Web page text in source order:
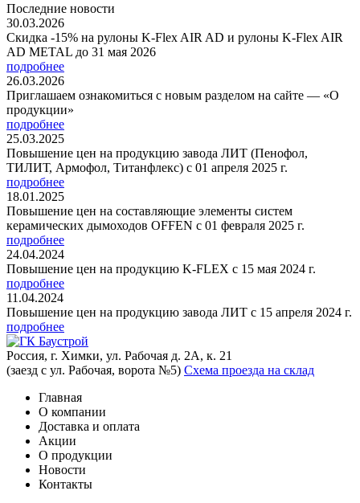
Последние новости
30.03.2026
Скидка -15% на рулоны K-Flex AIR AD и рулоны K-Flex AIR
AD METAL до 31 мая 2026
подробнее
26.03.2026
Приглашаем ознакомиться с новым разделом на сайте — «О
продукции»
подробнее
25.03.2025
Повышение цен на продукцию завода ЛИТ (Пенофол,
ТИЛИТ, Армофол, Титанфлекс) с 01 апреля 2025 г.
подробнее
18.01.2025
Повышение цен на составляющие элементы систем
керамических дымоходов OFFEN с 01 февраля 2025 г.
подробнее
24.04.2024
Повышение цен на продукцию K-FLEX с 15 мая 2024 г.
подробнее
11.04.2024
Повышение цен на продукцию завода ЛИТ с 15 апреля 2024 г.
подробнее
Россия, г. Химки, ул. Рабочая д. 2А, к. 21
(заезд с ул. Рабочая, ворота №5) Схема проезда на склад
Главная
О компании
Доставка и оплата
Акции
О продукции
Новости
Контакты